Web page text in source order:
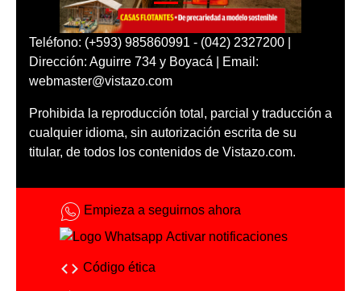
Teléfono: (+593) 985860991 - (042) 2327200 |
Dirección: Aguirre 734 y Boyacá | Email:
webmaster@vistazo.com
Prohibida la reproducción total, parcial y traducción a
cualquier idioma, sin autorización escrita de su
titular, de todos los contenidos de Vistazo.com.
Empieza a seguirnos ahora
Activar notificaciones
Código ética